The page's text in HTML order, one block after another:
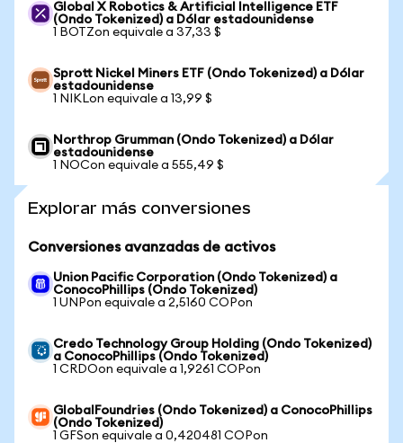
Global X Robotics & Artificial Intelligence ETF
(Ondo Tokenized) a Dólar estadounidense
1 BOTZon equivale a 37,33 $
Sprott Nickel Miners ETF (Ondo Tokenized) a Dólar
estadounidense
1 NIKLon equivale a 13,99 $
Northrop Grumman (Ondo Tokenized) a Dólar
estadounidense
1 NOCon equivale a 555,49 $
Explorar más conversiones
Conversiones avanzadas de activos
Union Pacific Corporation (Ondo Tokenized) a
ConocoPhillips (Ondo Tokenized)
1 UNPon equivale a 2,5160 COPon
Credo Technology Group Holding (Ondo Tokenized)
a ConocoPhillips (Ondo Tokenized)
1 CRDOon equivale a 1,9261 COPon
GlobalFoundries (Ondo Tokenized) a ConocoPhillips
(Ondo Tokenized)
1 GFSon equivale a 0,420481 COPon